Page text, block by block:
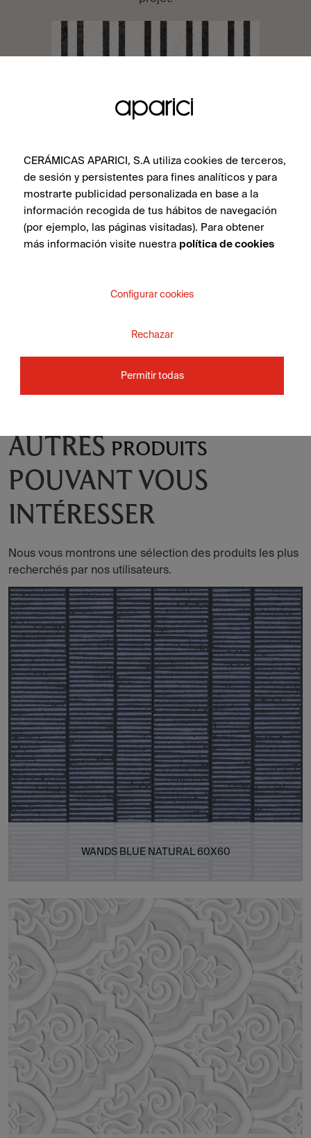
WANDS BLUE NATURAL 60X60
AUTRES PRODUITS
POUVANT VOUS
INTÉRESSER
Nous vous montrons une sélection des produits les plus
recherchés par nos utilisateurs.
CERÁMICAS APARICI, S.A utiliza cookies de terceros,
de sesión y persistentes para fines analíticos y para
mostrarte publicidad personalizada en base a la
información recogida de tus hábitos de navegación
(por ejemplo, las páginas visitadas). Para obtener
más información visite nuestra política de cookies
Configurar cookies
Rechazar
Permitir todas